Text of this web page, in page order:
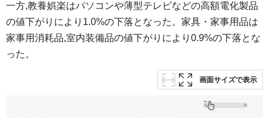
一方,教養娯楽はパソコンや薄型テレビなどの高額電化製品
の値下がりにより1.0%の下落となった。家具・家事用品は
家事用消耗品,室内装備品の値下がりにより0.9%の下落とな
った。
画面サイズで表示